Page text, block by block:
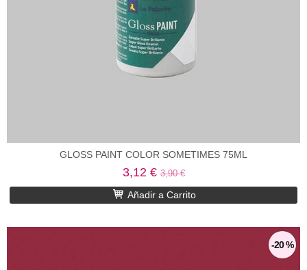
GLOSS PAINT COLOR SOMETIMES 75ML
3,12 €3,90 €
Añadir a Carrito
-20 %